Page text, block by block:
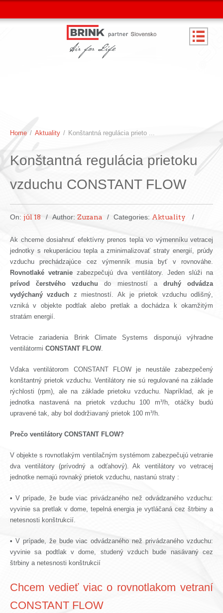
Home / Aktuality / Konštantná regulácia prieto ...
Konštantná regulácia prietoku
vzduchu CONSTANT FLOW
On: júl 18 Author: Zuzana Categories: Aktuality
Ak chceme dosiahnuť efektívny prenos tepla vo výmenníku vetracej
jednotky s rekuperáciou tepla a zminimalizovať straty energií, prúdy
vzduchu prechádzajúce cez výmenník musia byť v rovnováhe.
Rovnotlaké vetranie zabezpečujú dva ventilátory. Jeden slúži na
prívod čerstvého vzduchu do miestností a druhý odvádza
vydýchaný vzduch z miestností. Ak je prietok vzduchu odlišný,
vzniká v objekte podtlak alebo pretlak a dochádza k okamžitým
stratám energií.
Vetracie zariadenia Brink Climate Systems disponujú výhradne
ventilátormi CONSTANT FLOW
Vďaka ventilátorom CONSTANT FLOW je neustále zabezpečený
konštantný prietok vzduchu. Ventilátory nie sú regulované na základe
rýchlosti (rpm), ale na základe prietoku vzduchu. Napríklad, ak je
jednotka nastavená na prietok vzduchu 100 m³/h, otáčky budú
upravené tak, aby bol dodržiavaný prietok 100 m³/h.
Prečo ventilátory CONSTANT FLOW?
V objekte s rovnotlakým ventilačným systémom zabezpečujú vetranie
dva ventilátory (prívodný a odťahový). Ak ventilátory vo vetracej
jednotke nemajú rovnaký prietok vzduchu, nastanú straty :
• V prípade, že bude viac privádzaného než odvádzaného vzduchu:
vyvinie sa pretlak v dome, tepelná energia je vytláčaná cez štrbiny a
netesnosti konštrukcií.
• V prípade, že bude viac odvádzaného než privádzaného vzduchu:
vyvinie sa podtlak v dome, studený vzduch bude nasávaný cez
štrbiny a netesnosti konštrukcií
Chcem vedieť viac o rovnotlakom vetraní
CONSTANT FLOW